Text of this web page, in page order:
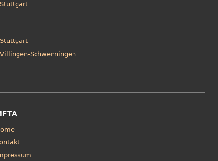
Stuttgart
Stuttgart
Villingen-Schwenningen